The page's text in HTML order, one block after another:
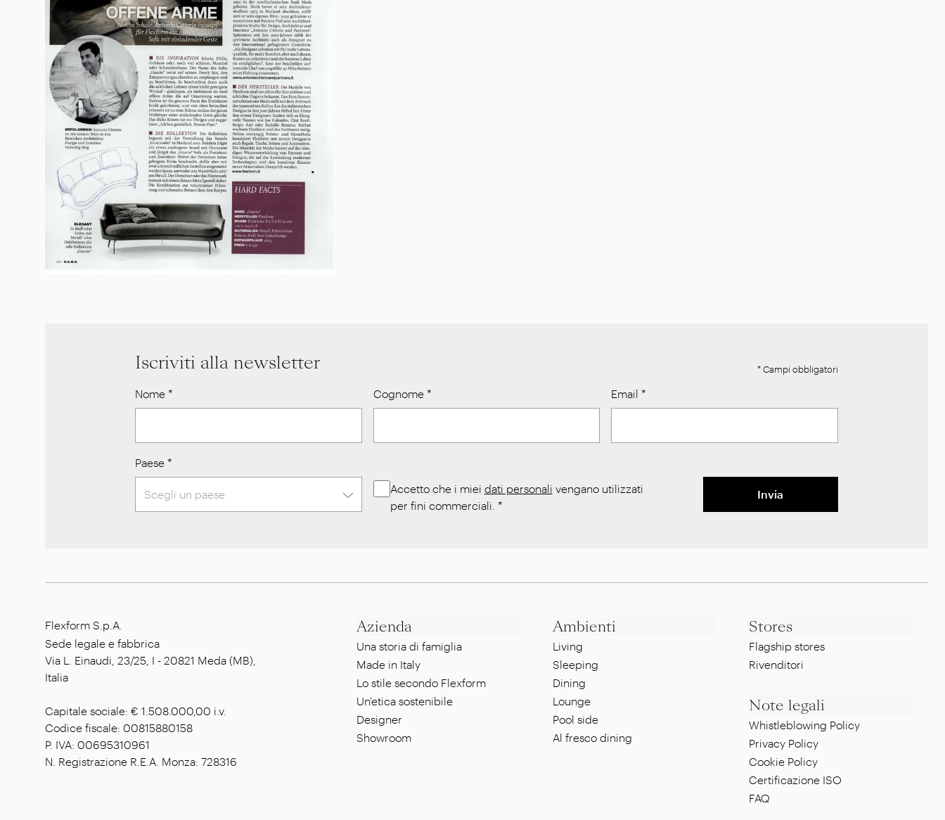
Iscriviti alla newsletter * Campi obbligatori
Nome * Cognome* Email *
Paese *
Accetto che i miei dati personali vengano utilizzati
per fini commerciali. *
Invia
Flexform S.p.A.
Sede legale e fabbrica
Via L. Einaudi, 23/25, I - 20821 Meda (MB),
Italia
Capitale sociale: € 1.508.000,00 i.v.
Codice fiscale: 00815880158
P. IVA: 00695310961
N. Registrazione R.E.A. Monza: 728316
Azienda
Una storia di famiglia
Made in Italy
Lo stile secondo Flexform
Un'etica sostenibile
Designer
Showroom
Ambienti
Living
Sleeping
Dining
Lounge
Pool side
Al fresco dining
Stores
Flagship stores
Rivenditori
Note legali
Whistleblowing Policy
Privacy Policy
Cookie Policy
Certificazione ISO
FAQ